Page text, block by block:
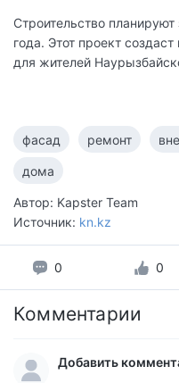
Строительство
года. Этот проект
для жителей
фасад ремонт
дома
Автор: Kapster Team
Источник: kn.kz
0 0
Комментарии
Добавить